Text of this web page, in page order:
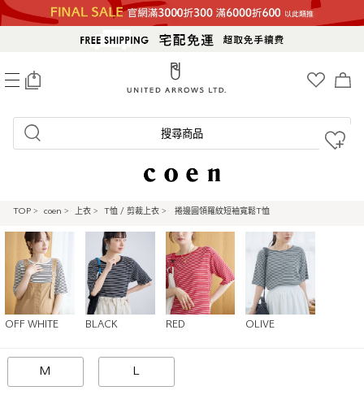
搜尋商品
TOP > coen > 上衣 > T恤 / 剪裁上衣 > 捲邊圓領羅紋短袖寬鬆T恤
OFF WHITE BLACK RED OLIVE
M